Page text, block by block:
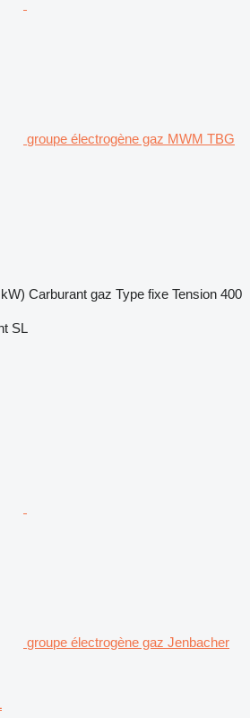
groupe électrogène gaz MWM TBG
Carburant gaz Type fixe Tension 400
SL
groupe électrogène gaz Jenbacher